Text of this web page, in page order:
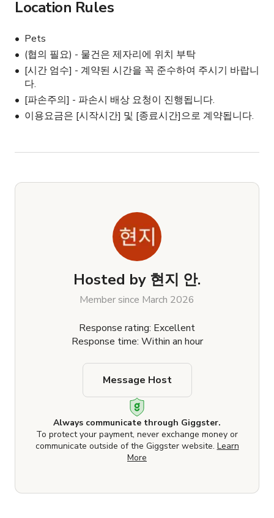
Location Rules
Pets
(협의 필요) - 물건은 제자리에 위치 부탁
[시간 엄수] - 계약된 시간을 꼭 준수하여 주시기 바랍니
다.
[파손주의] - 파손시 배상 요청이 진행됩니다.
이용요금은 [시작시간] 및 [종료시간]으로 계약됩니다.
Hosted by 현지 안.
Member since March 2026
Response rating: Excellent
Response time: Within an hour
Always communicate through Giggster.
To protect your payment, never exchange money or
communicate outside of the Giggster website. Learn
More
Message Host